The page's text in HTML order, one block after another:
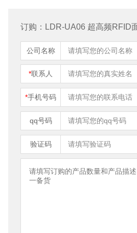
订购：LDR-UA06 超高频RFID
公司名称
*联系人
*手机号码
qq号码
验证码